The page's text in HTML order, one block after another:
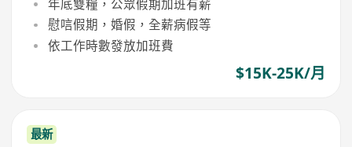
年底雙糧，公眾假期加班有薪
慰唁假期，婚假，全薪病假等
依工作時數發放加班費
$15K-25K/月
最新